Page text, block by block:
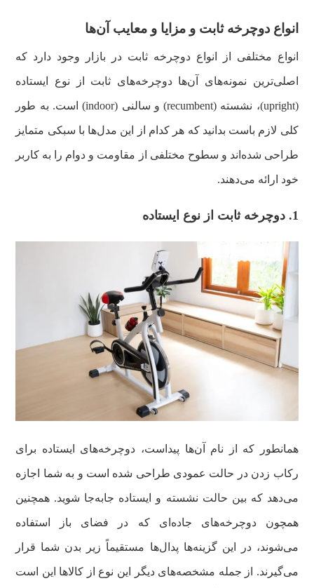
انواع دوچرخه ثابت و مزایا و معایب آن‌ها
انواع مختلفی از انواع دوچرخه ثابت در بازار وجود دارد که
اصلی‌ترین نمونه‌های آن‌ها دوچرخه‌های ثابت از نوع ایستاده
(upright)، نشسته (recumbent) و سالنی (indoor) است. به طور
کلی لازم باست بدانید که هر کدام از این مدل‌ها با سبکی متمایز
طراحی شده‌اند و سطوح مختلفی از مقاومت و دوام را به کاربر
خود ارائه می‌دهند.
1. دوچرخه ثابت از نوع ایستاده
همانطور که از نام آن‌ها پیداست، دوچرخه‌های ایستاده برای
رکاب زدن در حالت عمودی طراحی شده است و به شما اجازه
می‌دهد که بین حالت نشسته و ایستاده جابه‌جا شوید. همچنین
همچون دوچرخه‌های جاده‌ای که در فضای باز استفاده
می‌شوند، در این گزینه‌ها پدال‌ها مستقیماً زیر بدن شما قرار
می‌گیرند. از جمله مشخصه‌های دیگر این نوع از کالاها این است